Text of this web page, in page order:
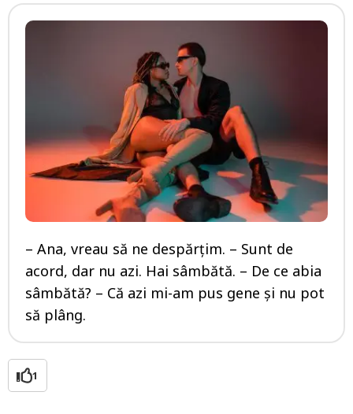
– Ana, vreau să ne despărțim. – Sunt de
acord, dar nu azi. Hai sâmbătă. – De ce abia
sâmbătă? – Că azi mi-am pus gene și nu pot
să plâng.
1